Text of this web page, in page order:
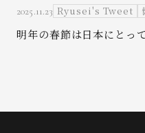
2025.11.23 Ryusei's Tweet
明年の春節は日本にとっ